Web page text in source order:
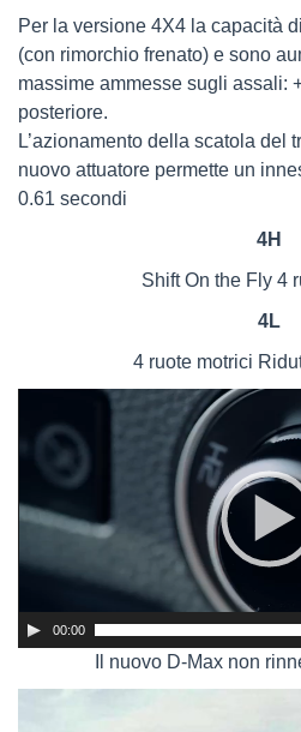
Per la versione 4X4 la capacità
(con rimorchio frenato) e sono
massime ammesse sugli assali:
posteriore.
L’azionamento della scatola del
nuovo attuatore permette un
0.61 secondi
4H
Shift On the Fly 4
4L
4 ruote motrici
Player
00:00
Il nuovo D-Max non